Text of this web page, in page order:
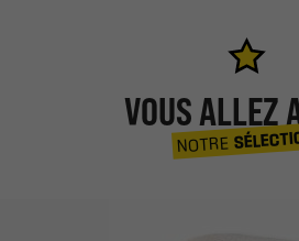
VOUS ALLEZ
NOTRE